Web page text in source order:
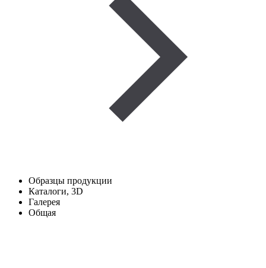
Образцы продукции
Каталоги, 3D
Галерея
Общая